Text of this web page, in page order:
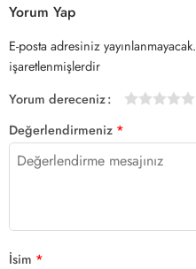
Yorum Yap
E-posta adresiniz yayınlanmayacak.
işaretlenmişlerdir
Yorum dereceniz
Değerlendirmeniz *
İsim *